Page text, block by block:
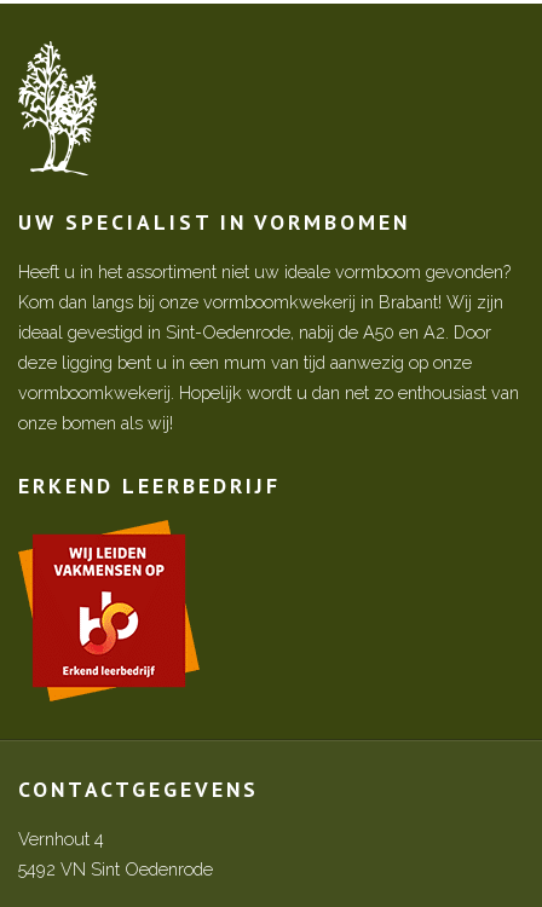
UW SPECIALIST IN VORMBOMEN
Heeft u in het assortiment niet uw ideale vormboom gevonden?
Kom dan langs bij onze vormboomkwekerij in Brabant! Wij zijn
ideaal gevestigd in Sint-Oedenrode, nabij de A50 en A2. Door
deze ligging bent u in een mum van tijd aanwezig op onze
vormboomkwekerij. Hopelijk wordt u dan net zo enthousiast van
onze bomen als wij!
ERKEND LEERBEDRIJF
CONTACTGEGEVENS
Vernhout 4
5492 VN Sint Oedenrode